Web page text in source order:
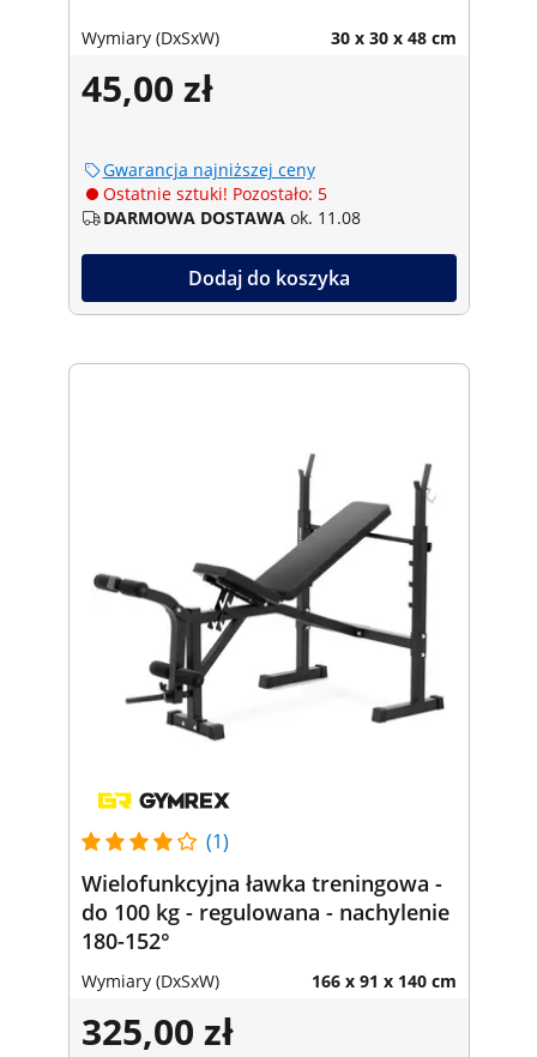
Wymiary (DxSxW) 30 x 30 x 48 cm
45,00 zł
Gwarancja najniższej ceny
Ostatnie sztuki! Pozostało: 5
DARMOWA DOSTAWA ok. 11.08
Dodaj do koszyka
(1)
Wielofunkcyjna ławka treningowa -
do 100 kg - regulowana - nachylenie
180-152°
Wymiary (DxSxW) 166 x 91 x 140 cm
325,00 zł